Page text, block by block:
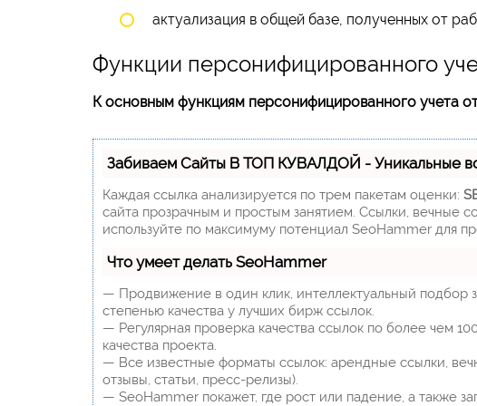
актуализация в общей базе, полученных от
Функции персонифицированного
К основным функциям персонифицированного учета
Забиваем Сайты В ТОП КУВАЛДОЙ - Уникальные
Каждая ссылка анализируется по трем пакетам оценки:
сайта прозрачным и простым занятием. Ссылки, вечные
используйте по максимуму потенциал SeoHammer для
Что умеет делать SeoHammer
— Продвижение в один клик, интеллектуальный подбор
степенью качества у лучших бирж ссылок.
— Регулярная проверка качества ссылок по более чем
качества проекта.
— Все известные форматы ссылок: арендные ссылки,
отзывы, статьи, пресс-релизы).
— SeoHammer покажет, где рост или падение, а также